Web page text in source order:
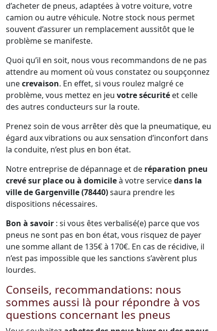
d’acheter de pneus, adaptées à votre voiture, votre
camion ou autre véhicule. Notre stock nous permet
souvent d’assurer un remplacement aussitôt que le
problème se manifeste.
Quoi qu’il en soit, nous vous recommandons de ne pas
attendre au moment où vous constatez ou soupçonnez
unecrevaison. En effet, si vous roulez malgré ce
problème, vous mettez en jeu votre sécurité et celle
des autres conducteurs sur la route.
Prenez soin de vous arrêter dès que la pneumatique, eu
égard aux vibrations ou aux sensation d’inconfort dans
la conduite, n’est plus en bon état.
Notre entreprise de dépannage et de réparation pneu
crevé sur place ou à domicileà votre servicedans la
ville de Gargenville (78440)saura prendre les
dispositions nécessaires.
Bon à savoir : si vous êtes verbalisé(e) parce que vos
pneus ne sont pas en bon état, vous risquez de payer
une somme allant de 135€ à 170€. En cas de récidive, il
n’est pas impossible que les sanctions s’avèrent plus
lourdes.
Conseils, recommandations: nous
sommes aussi là pour répondre à vos
questions concernant les pneus